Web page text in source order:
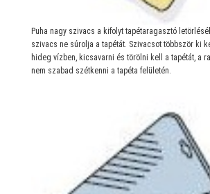
Puha nagy szivacs a kifolyt tapétaragasztó
szivacs ne súrolja a tapétát. Szivacsot többször ki
hideg vízben, kicsavarni és törölni kell a tapétát, a
nem szabad szétkenni a tapéta felületén.